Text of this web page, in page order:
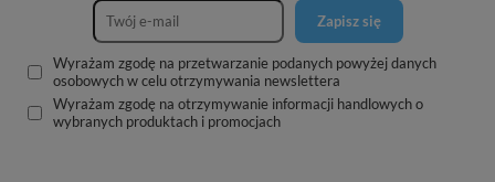
Zapisz się
Wyrażam zgodę na przetwarzanie podanych powyżej danych
osobowych w celu otrzymywania newslettera
Wyrażam zgodę na otrzymywanie informacji handlowych o
wybranych produktach i promocjach